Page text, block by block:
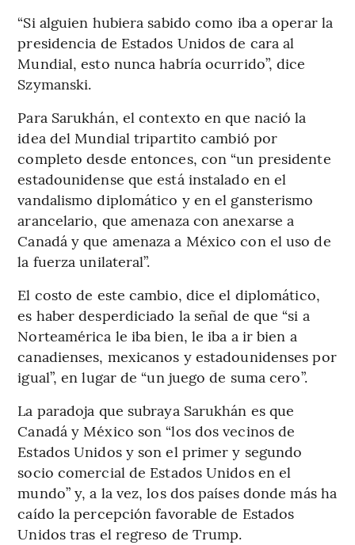
“Si alguien hubiera sabido como iba a operar la
presidencia de Estados Unidos de cara al
Mundial, esto nunca habría ocurrido”, dice
Szymanski.
Para Sarukhán, el contexto en que nació la
idea del Mundial tripartito cambió por
completo desde entonces, con “un presidente
estadounidense que está instalado en el
vandalismo diplomático y en el gansterismo
arancelario, que amenaza con anexarse a
Canadá y que amenaza a México con el uso de
la fuerza unilateral”.
El costo de este cambio, dice el diplomático,
es haber desperdiciado la señal de que “si a
Norteamérica le iba bien, le iba a ir bien a
canadienses, mexicanos y estadounidenses por
igual”, en lugar de “un juego de suma cero”.
La paradoja que subraya Sarukhán es que
Canadá y México son “los dos vecinos de
Estados Unidos y son el primer y segundo
socio comercial de Estados Unidos en el
mundo” y, a la vez, los dos países donde más ha
caído la percepción favorable de Estados
Unidos tras el regreso de Trump.